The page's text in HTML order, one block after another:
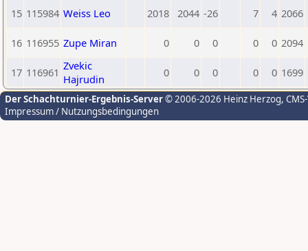
15 115984 Weiss Leo 2018 2044 -26 7 4 2066
16 116955 Zupe Miran 0 0 0 0 0 2094
17 116961 Zvekic
Hajrudin
0 0 0 0 0 1699
Der Schachturnier-Ergebnis-Server© 2006-2026 Heinz Herzog,
Impressum / Nutzungsbedingungen